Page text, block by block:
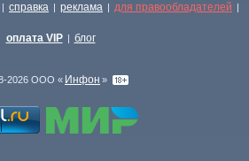
| справка | реклама | для правообладателей |
оплата VIP | блог
2026 ООО « Инфон »